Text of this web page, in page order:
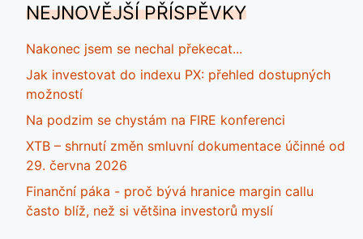
NEJNOVĚJŠÍ PŘÍSPĚVKY
Nakonec jsem se nechal překecat...
Jak investovat do indexu PX: přehled dostupných
možností
Na podzim se chystám na FIRE konferenci
XTB – shrnutí změn smluvní dokumentace účinné od
29. června 2026
Finanční páka - proč bývá hranice margin callu
často blíž, než si většina investorů myslí